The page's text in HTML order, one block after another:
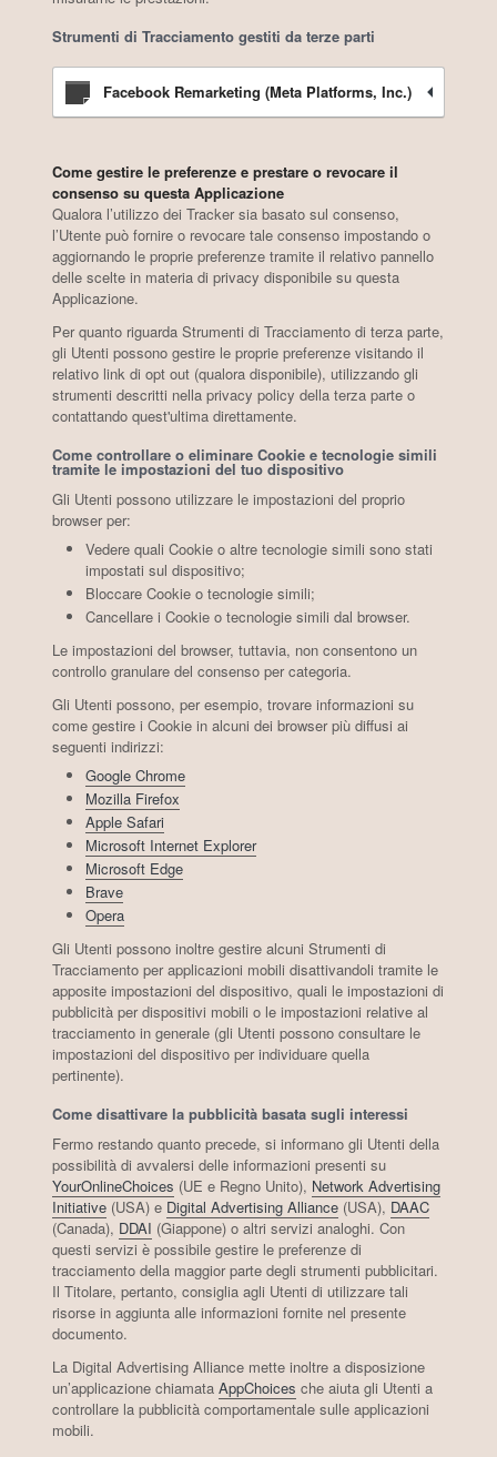
Strumenti di Tracciamento gestiti da terze parti
Facebook Remarketing (Meta Platforms, Inc.)
Come gestire le preferenze e prestare o revocare il
consenso su questa Applicazione
Qualora l’utilizzo dei Tracker sia basato sul consenso,
l’Utente può fornire o revocare tale consenso impostando o
aggiornando le proprie preferenze tramite il relativo pannello
delle scelte in materia di privacy disponibile su questa
Applicazione.
Per quanto riguarda Strumenti di Tracciamento di terza parte,
gli Utenti possono gestire le proprie preferenze visitando il
relativo link di opt out (qualora disponibile), utilizzando gli
strumenti descritti nella privacy policy della terza parte o
contattando quest'ultima direttamente.
Come controllare o eliminare Cookie e tecnologie simili
tramite le impostazioni del tuo dispositivo
Gli Utenti possono utilizzare le impostazioni del proprio
browser per:
Vedere quali Cookie o altre tecnologie simili sono stati
impostati sul dispositivo;
Bloccare Cookie o tecnologie simili;
Cancellare i Cookie o tecnologie simili dal browser.
Le impostazioni del browser, tuttavia, non consentono un
controllo granulare del consenso per categoria.
Gli Utenti possono, per esempio, trovare informazioni su
come gestire i Cookie in alcuni dei browser più diffusi ai
seguenti indirizzi:
Google Chrome
Mozilla Firefox
Apple Safari
Microsoft Internet Explorer
Microsoft Edge
Brave
Opera
Gli Utenti possono inoltre gestire alcuni Strumenti di
Tracciamento per applicazioni mobili disattivandoli tramite le
apposite impostazioni del dispositivo, quali le impostazioni di
pubblicità per dispositivi mobili o le impostazioni relative al
tracciamento in generale (gli Utenti possono consultare le
impostazioni del dispositivo per individuare quella
pertinente).
Come disattivare la pubblicità basata sugli interessi
Fermo restando quanto precede, si informano gli Utenti della
possibilità di avvalersi delle informazioni presenti su
YourOnlineChoices (UE e Regno Unito), Network Advertising
Initiative (USA) e Digital Advertising Alliance (USA), DAAC
(Canada), DDAI (Giappone) o altri servizi analoghi. Con
questi servizi è possibile gestire le preferenze di
tracciamento della maggior parte degli strumenti pubblicitari.
Il Titolare, pertanto, consiglia agli Utenti di utilizzare tali
risorse in aggiunta alle informazioni fornite nel presente
documento.
La Digital Advertising Alliance mette inoltre a disposizione
un’applicazione chiamataAppChoices che aiuta gli Utenti a
controllare la pubblicità comportamentale sulle applicazioni
mobili.